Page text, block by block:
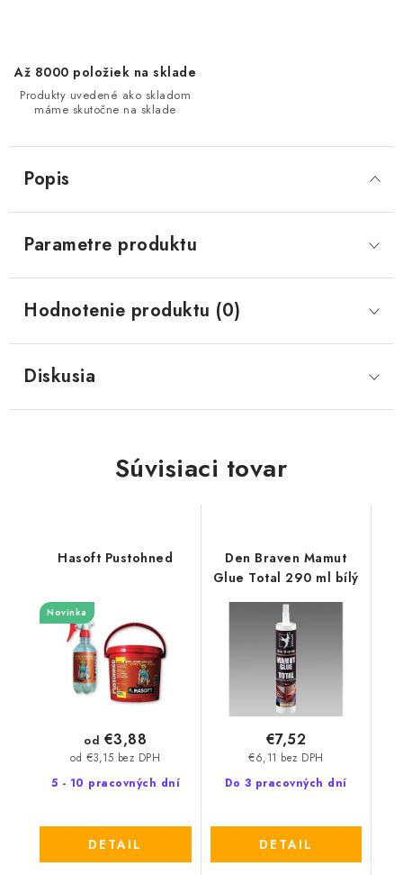
Až 8000 položiek na sklade
Produkty uvedené ako skladom
máme skutočne na sklade
Popis
Parametre produktu
Hodnotenie produktu (0)
Diskusia
Súvisiaci tovar
Hasoft Pustohned
Novinka
5 - 10 pracovných dní
od €3,15 bez DPH
od €3,88
DETAIL
Den Braven Mamut
Glue Total 290 ml bílý
Do 3 pracovných dní
€6,11 bez DPH
€7,52
DETAIL